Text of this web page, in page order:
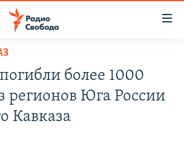
более 1000
регионов Юга России
Кавказа